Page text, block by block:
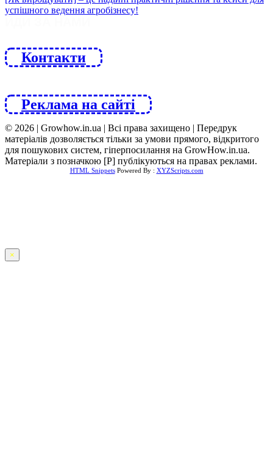
Контакти
Реклама на сайті
© 2026 | Growhow.in.ua | Всі права захищено | Передрук
матеріалів дозволяється тільки за умови прямого, відкритого
для пошукових систем, гіперпосилання на GrowHow.in.ua.
Матеріали з позначкою [Р] публікуються на правах реклами.
HTML SnippetsPowered By : XYZScripts.com
×